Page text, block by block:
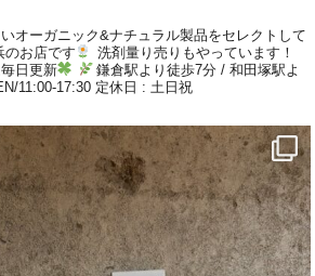
オーガニック&ナチュラル製品をセレクトして
のお店です
洗剤量り売りもやっています！
日更新
鎌倉駅より徒歩7分 / 和田塚駅よ
11:00-17:30 定休日 : 土日祝